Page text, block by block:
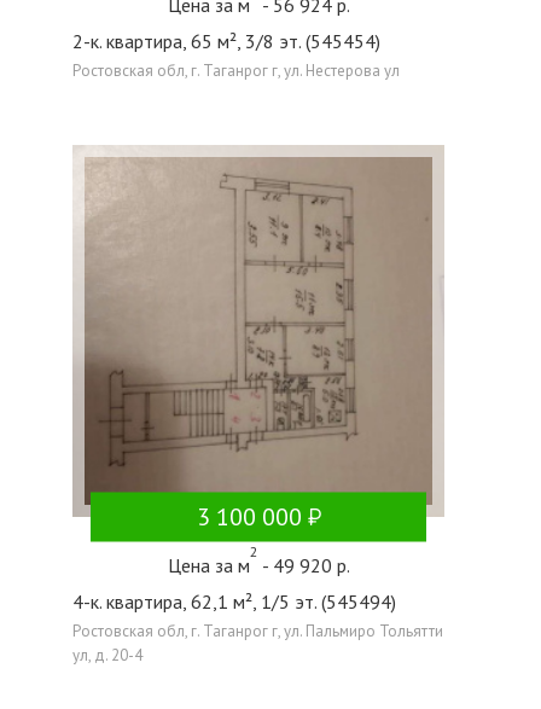
2-к. квартира, 65 м², 3/8 эт. (545454)
Ростовская обл, г. Таганрог г, ул. Нестерова ул
3 100 000
Цена за м
2
- 49 920 р.
4-к. квартира, 62,1 м², 1/5 эт. (545494)
Ростовская обл, г. Таганрог г, ул. Пальмиро Тольятти
ул, д. 20-4